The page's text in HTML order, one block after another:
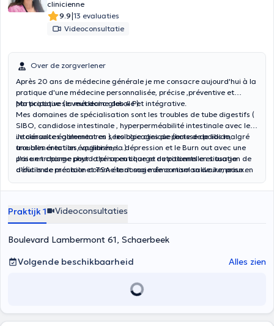
clinicienne
9.9|13 evaluaties
Videoconsultatie
Over de zorgverlener
Après 20 ans de médecine générale je me consacre aujourd'hui à la
pratique d'une médecine personnalisée, précise ,préventive et
participative (la médecine des 4 P).
Ma pratique se veut donc globale et intégrative.
Mes domaines de spécialisation sont les troubles de tube digestifs (
SIBO, candidose intestinale , hyperperméabilité intestinale avec les
intolérances alimentaires ), les blocages de perte de poids malgré
une alimentation équilibrée, la dépression et le Burn out avec une
prise en charge phyto-thérapeutique et nutritionnelle et usage
d'outils de précision comme le dosage de cortisol salivaire, prise en
Je consulte également en sexologie clinique (baisse de libido,
troubles érectiles, vaginisme…)
J'ai un tropisme pour la prise en charge de patients en situation de
déficience mentale et TSA étant moi même maman de Jumeaux
avec enfants porteurs de handicap.
Praktijk 1 Videoconsultaties
Boulevard Lambermont 61, Schaerbeek
Volgende beschikbaarheid
Alles zien